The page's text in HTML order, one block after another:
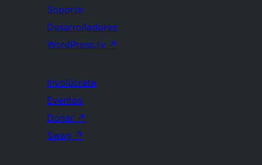
Soporte
Desarrolladores
WordPress.tv ↗
Involúcrate
Eventos
Donar ↗
Swag ↗